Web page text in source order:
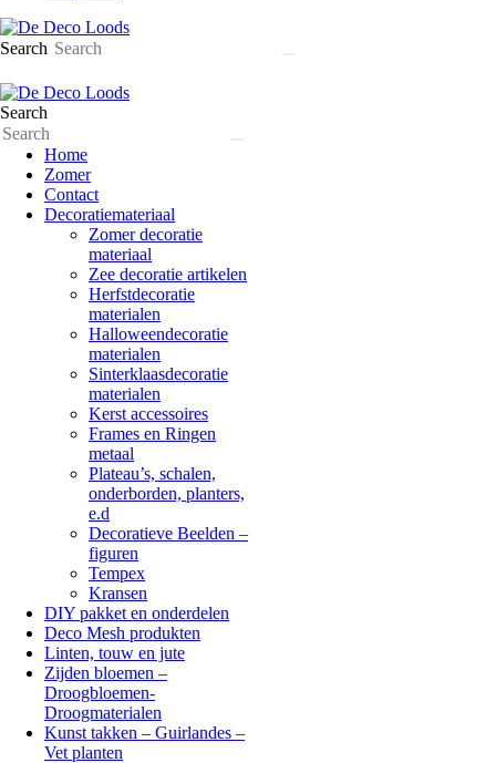
Search
Search
Home
Zomer
Contact
Decoratiemateriaal
Zomer decoratie
materiaal
Zee decoratie artikelen
Herfstdecoratie
materialen
Halloweendecoratie
materialen
Sinterklaasdecoratie
materialen
Kerst accessoires
Frames en Ringen
metaal
Plateau’s, schalen,
onderborden, planters,
e.d
Decoratieve Beelden –
figuren
Tempex
Kransen
DIY pakket en onderdelen
Deco Mesh produkten
Linten, touw en jute
Zijden bloemen –
Droogbloemen-
Droogmaterialen
Kunst takken – Guirlandes –
Vet planten